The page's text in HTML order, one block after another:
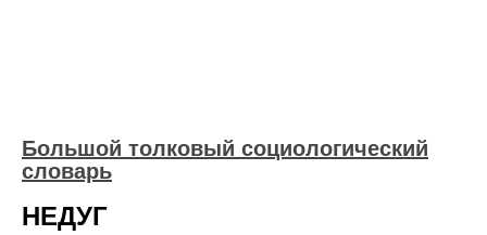
Большой толковый социологический
словарь
НЕДУГ